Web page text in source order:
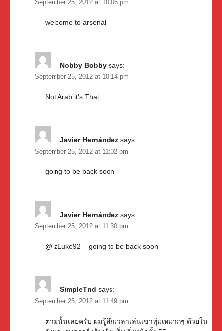
September 25, 2012 at 10:06 pm
welcome to arsenal
Nobby Bobby says:
September 25, 2012 at 10:14 pm
Not Arab it’s Thai
Javier Hernández says:
September 25, 2012 at 11:02 pm
going to be back soon
Javier Hernández says:
September 25, 2012 at 11:30 pm
@ zLuke92 – going to be back soon
SimpleTnd says:
September 25, 2012 at 11:49 pm
ตามนั้นเลยครับ ผมรู้สึกเวลาเล่นเขาทุ่มเทมากๆ ด้วยใน